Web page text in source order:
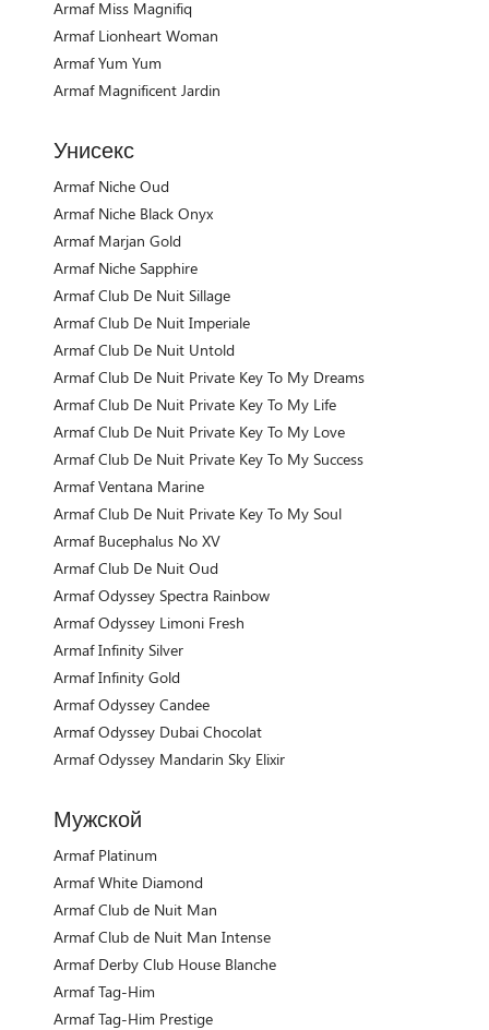
Armaf Miss Magnifiq
Armaf Lionheart Woman
Armaf Yum Yum
Armaf Magnificent Jardin
Унисекс
Armaf Niche Oud
Armaf Niche Black Onyx
Armaf Marjan Gold
Armaf Niche Sapphire
Armaf Club De Nuit Sillage
Armaf Club De Nuit Imperiale
Armaf Club De Nuit Untold
Armaf Club De Nuit Private Key To My Dreams
Armaf Club De Nuit Private Key To My Life
Armaf Club De Nuit Private Key To My Love
Armaf Club De Nuit Private Key To My Success
Armaf Ventana Marine
Armaf Club De Nuit Private Key To My Soul
Armaf Bucephalus No XV
Armaf Club De Nuit Oud
Armaf Odyssey Spectra Rainbow
Armaf Odyssey Limoni Fresh
Armaf Infinity Silver
Armaf Infinity Gold
Armaf Odyssey Candee
Armaf Odyssey Dubai Chocolat
Armaf Odyssey Mandarin Sky Elixir
Мужской
Armaf Platinum
Armaf White Diamond
Armaf Club de Nuit Man
Armaf Club de Nuit Man Intense
Armaf Derby Club House Blanche
Armaf Tag-Him
Armaf Tag-Him Prestige